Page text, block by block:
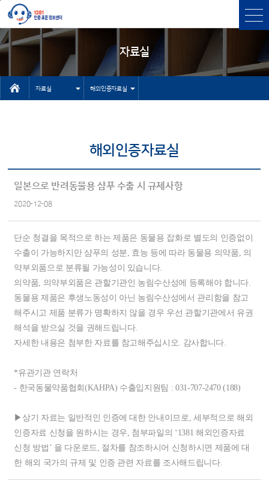
본문바로가기
주메뉴 바로가기
자료실
자료실
상담
고객센터
NEP/NET헬
프데스크
해외인증자료실
유용한 사이
기타 자료실
해외인증자료실
일본으로 반려동물용 샴푸 수출 시 규제사항
2020-12-08
단순 청결을 목적으로 하는 제품은 동물용 잡화로 별도의 인증없이
수출이 가능하지만 샴푸의 성분, 효능 등에 따라 동물용 의약품, 의
약부외품으로 분류될 가능성이 있습니다.
의약품, 의약부외품은 관할기관인 농림수산성에 등록해야 합니다.
동물용 제품은 후생노동성이 아닌 농림수산성에서 관리함을 참고
해주시고 제품 분류가 명확하지 않을 경우 우선 관할기관에서 유권
해석을 받으실 것을 권해드립니다.
자세한 내용은 첨부한 자료를 참고해주십시오. 감사합니다.
*유관기관 연락처
- 한국동물약품협회(KAHPA) 수출입지원팀 : 031-707-2470 (188)
▶상기 자료는 일반적인 인증에 대한 안내이므로, 세부적으로 해외
인증자료 신청을 원하시는 경우, 첨부파일의 ‘1381 해외인증자료
신청 방법’ 을 다운로드, 절차를 참조하시어 신청하시면 제품에 대
한 해외 국가의 규제 및 인증 관련 자료를 조사해드립니다.